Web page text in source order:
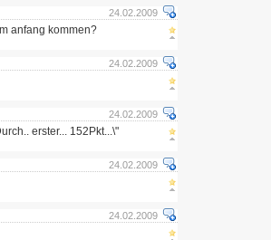
24.02.2009
anfang kommen?
24.02.2009
24.02.2009
erster... 152Pkt...\"
24.02.2009
24.02.2009